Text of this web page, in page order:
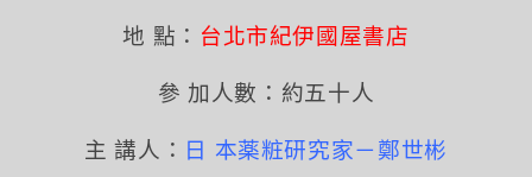
地 點： 台北市紀伊國屋書店
參 加人數：約五十人
主 講人： 日 本薬粧研究家－鄭世彬